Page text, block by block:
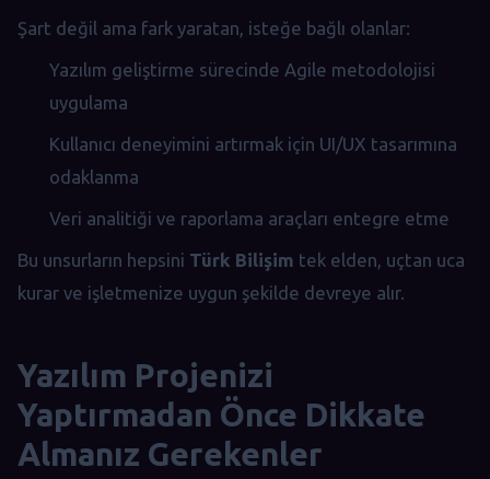
Şart değil ama fark yaratan, isteğe bağlı olanlar:
Yazılım geliştirme sürecinde Agile metodolojisi
uygulama
Kullanıcı deneyimini artırmak için UI/UX tasarımına
odaklanma
Veri analitiği ve raporlama araçları entegre etme
Bu unsurların hepsini Türk Bilişim tek elden, uçtan uca
kurar ve işletmenize uygun şekilde devreye alır.
Yazılım Projenizi
Yaptırmadan Önce Dikkate
Almanız Gerekenler